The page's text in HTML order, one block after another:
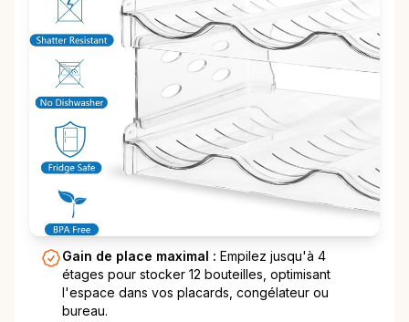
Gain de place maximal : Empilez jusqu'à 4
étages pour stocker 12 bouteilles, optimisant
l'espace dans vos placards, congélateur ou
bureau.